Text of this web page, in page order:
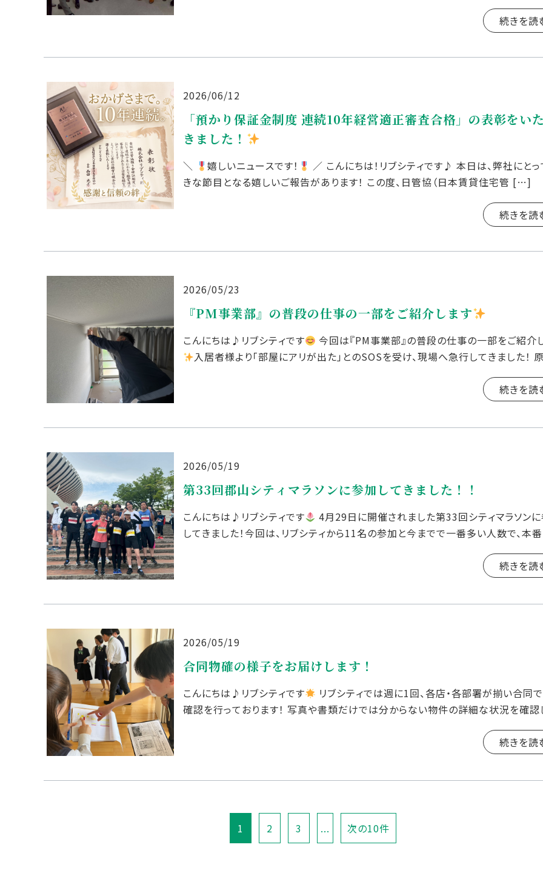
続きを読
2026/06/12
「預かり保証金制度 連続10年経営適正審査合格」の表彰をい
きました！
＼ 嬉しいニュースです！
／ こんにちは！リブシティです♪ 本日は、弊社にと
きな節目となる嬉しいご報告があります！ この度、日管協（日本賃貸住宅管 […]
続きを読
2026/05/23
『PM事業部』の普段の仕事の一部をご紹介します
こんにちは♪リブシティです
今回は『PM事業部』の普段の仕事の一部をご紹介
入居者様より「部屋にアリが出た」とのSOSを受け、現場へ急行してきました！
続きを読
2026/05/19
第33回郡山シティマラソンに参加してきました！！
こんにちは♪リブシティです
4月29日に開催されました第33回シティマラソン
してきました！今回は、リブシティから11名の参加と今までで一番多い人数で、本
続きを読
2026/05/19
合同物確の様子をお届けします！
こんにちは♪リブシティです
リブシティでは週に1回、各店・各部署が揃い合同
確認を行っております！ 写真や書類だけでは分からない物件の詳細な状況を確認
続きを読
1 2 3 ... 次の10件